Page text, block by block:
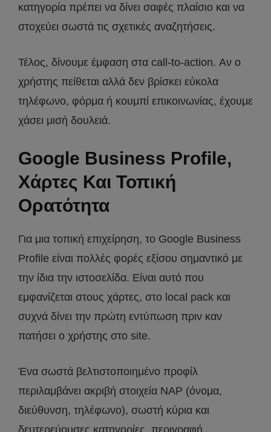
κατηγορία πρέπει να δίνει σαφές πλαίσιο και να
στοχεύει σωστά τις σχετικές αναζητήσεις.
Τέλος, δίνουμε έμφαση στα call-to-action. Αν ο
χρήστης πείθεται αλλά δεν βρίσκει εύκολα
τηλέφωνο, φόρμα ή κουμπί επικοινωνίας, έχουμε
χάσει μισή δουλειά.
Google Business Profile,
Χάρτες Και Τοπική
Ορατότητα
Για μια τοπική επιχείρηση, το Google Business
Profile είναι πολλές φορές εξίσου σημαντικό με
την ίδια την ιστοσελίδα. Είναι αυτό που
εμφανίζεται στους χάρτες, στο local pack και
συχνά δίνει την πρώτη εντύπωση πριν καν
πατήσει ο χρήστης στο site.
Ένα σωστά βελτιστοποιημένο προφίλ
περιλαμβάνει ακριβή στοιχεία NAP (όνομα,
διεύθυνση, τηλέφωνο), σωστή κύρια και
δευτερεύουσες κατηγορίες, περιγραφή